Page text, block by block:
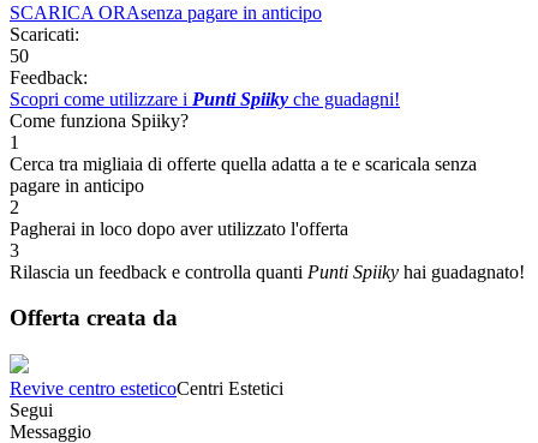
SCARICA ORAsenza pagare in anticipo
Scaricati:
50
Feedback:
Scopri come utilizzare i Punti Spiiky che guadagni!
Come funziona Spiiky?
1
Cerca tra migliaia di offerte quella adatta a te e scaricala senza
pagare in anticipo
2
Pagherai in loco dopo aver utilizzato l'offerta
3
Rilascia un feedback e controlla quanti Punti Spiiky hai guadagnato!
Offerta creata da
Revive centro esteticoCentri Estetici
Segui
Messaggio